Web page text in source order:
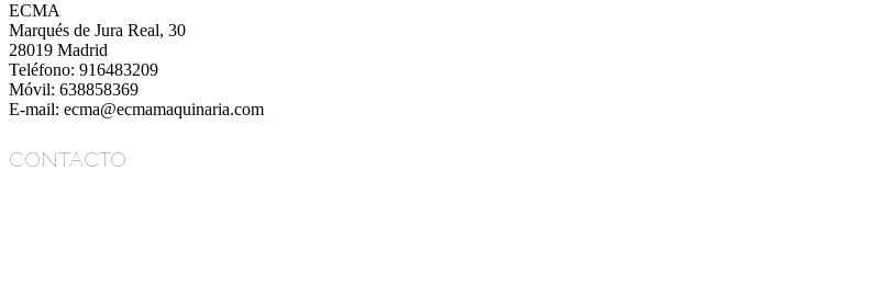
ECMA
Marqués de Jura Real, 30
28019 Madrid
Teléfono: 916483209
Móvil: 638858369
E-mail: ecma@ecmamaquinaria.com
CONTACTO